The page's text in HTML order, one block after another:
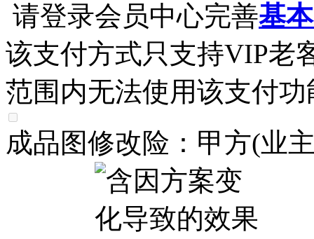
请登录会员中心完善基
该支付方式只支持VIP老
范围内无法使用该支付功
成品图修改险：甲方(业